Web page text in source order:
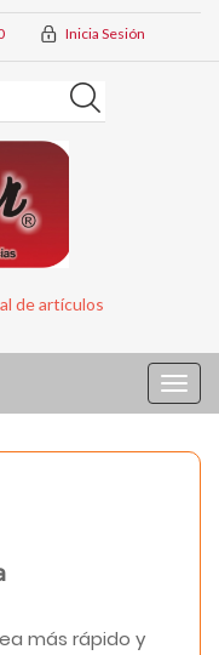
Inicia Sesión
de artículos
más rápido y